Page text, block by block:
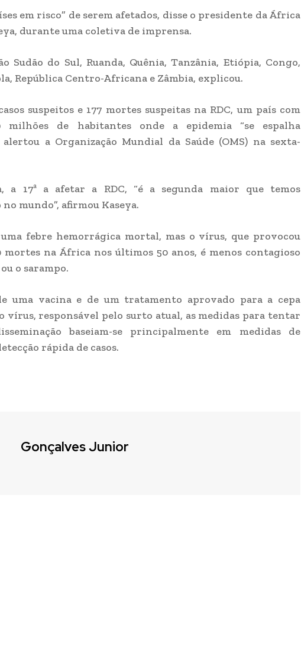
em risco” de serem afetados, disse o presidente da África
durante uma coletiva de imprensa.
Sudão do Sul, Ruanda, Quênia, Tanzânia, Etiópia, Congo,
República Centro-Africana e Zâmbia, explicou.
suspeitos e 177 mortes suspeitas na RDC, um país com
milhões de habitantes onde a epidemia “se espalha
alertou a Organização Mundial da Saúde (OMS) na sexta-
a 17ª a afetar a RDC, “é a segunda maior que temos
mundo”, afirmou Kaseya.
uma febre hemorrágica mortal, mas o vírus, que provocou
mortes na África nos últimos 50 anos, é menos contagioso
o sarampo.
uma vacina e de um tratamento aprovado para a cepa
vírus, responsável pelo surto atual, as medidas para tentar
baseiam-se principalmente em medidas de
rápida de casos.
Gonçalves Junior